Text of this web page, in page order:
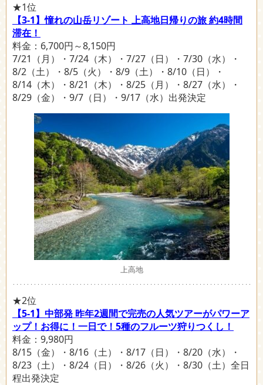
★1位
【3-1】憧れの山岳リゾート 上高地日帰りの旅 約4時間
滞在！
料金：6,700円～8,150円
7/21（月）・7/24（木）・7/27（日）・7/30（水）・
8/2（土）・8/5（火）・8/9（土）・8/10（日）・
8/14（木）・8/21（木）・8/25（月）・8/27（水）・
8/29（金）・9/7（日）・9/17（水）出発決定
上高地
★2位
【5-1】中部発 昨年2週間で完売の人気ツアーがパワーア
ップ！お得に！一日で！5種のフルーツ狩りつくし！
料金：9,980円
8/15（金）・8/16（土）・8/17（日）・8/20（水）・
8/23（土）・8/24（日）・8/26（火）・8/30（土）全日
程出発決定